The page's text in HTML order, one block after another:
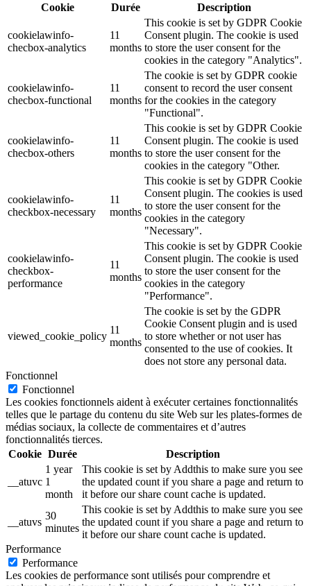
Cookie
Durée Description
cookielawinfo-
checbox-analytics
11
months
This cookie is set by GDPR Cookie
Consent plugin. The cookie is used
to store the user consent for the
cookies in the category "Analytics".
cookielawinfo-
checbox-functional
11
months
The cookie is set by GDPR cookie
consent to record the user consent
for the cookies in the category
"Functional".
cookielawinfo-
checbox-others
11
months
This cookie is set by GDPR Cookie
Consent plugin. The cookie is used
to store the user consent for the
cookies in the category "Other.
cookielawinfo-
checkbox-necessary
11
months
This cookie is set by GDPR Cookie
Consent plugin. The cookies is used
to store the user consent for the
cookies in the category
"Necessary".
cookielawinfo-
checkbox-
performance
11
months
This cookie is set by GDPR Cookie
Consent plugin. The cookie is used
to store the user consent for the
cookies in the category
"Performance".
viewed_cookie_policy
11
months
The cookie is set by the GDPR
Cookie Consent plugin and is used
to store whether or not user has
consented to the use of cookies. It
does not store any personal data.
Fonctionnel
Fonctionnel
Les cookies fonctionnels aident à exécuter certaines fonctionnalités
telles que le partage du contenu du site Web sur les plates-formes de
médias sociaux, la collecte de commentaires et d’autres
fonctionnalités tierces.
Cookie Durée Description
__atuvc
1 year
1
month
This cookie is set by Addthis to make sure you see
the updated count if you share a page and return to
it before our share count cache is updated.
__atuvs
30
minutes
This cookie is set by Addthis to make sure you see
the updated count if you share a page and return to
it before our share count cache is updated.
Performance
Performance
Les cookies de performance sont utilisés pour comprendre et